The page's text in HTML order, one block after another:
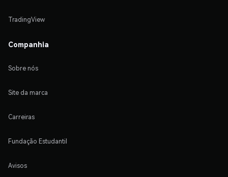
TradingView
Companhia
Sobre nós
Site da marca
Carreiras
Fundação Estudantil
Avisos